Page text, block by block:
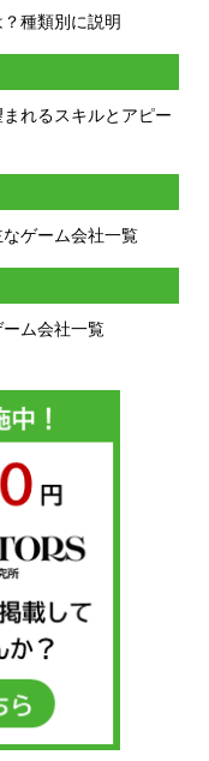
種類別に説明
れるスキルとアピー
ゲーム会社一覧
ム会社一覧